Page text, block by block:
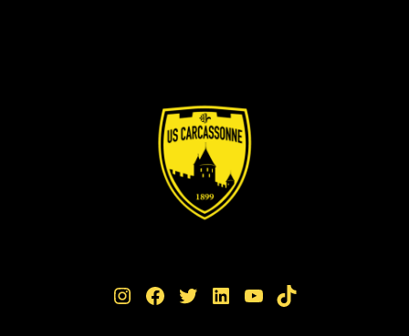
Instagram Facebook Twitter LinkedIn YouTube TikTok